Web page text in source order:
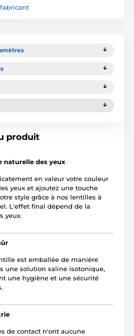
produit
naturelle des yeux
en valeur votre couleur
yeux et ajoutez une touche
style grâce à nos lentilles à
L'effet final dépend de la
yeux.
est emballée de manière
une solution saline isotonique,
une hygiène et une sécurité
de contact n'ont aucune